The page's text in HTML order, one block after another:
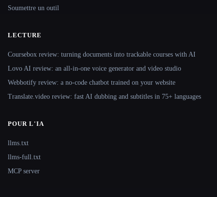
Soumettre un outil
LECTURE
Coursebox review: turning documents into trackable courses with AI
Lovo AI review: an all-in-one voice generator and video studio
Webbotify review: a no-code chatbot trained on your website
Translate.video review: fast AI dubbing and subtitles in 75+ languages
POUR L'IA
llms.txt
llms-full.txt
MCP server